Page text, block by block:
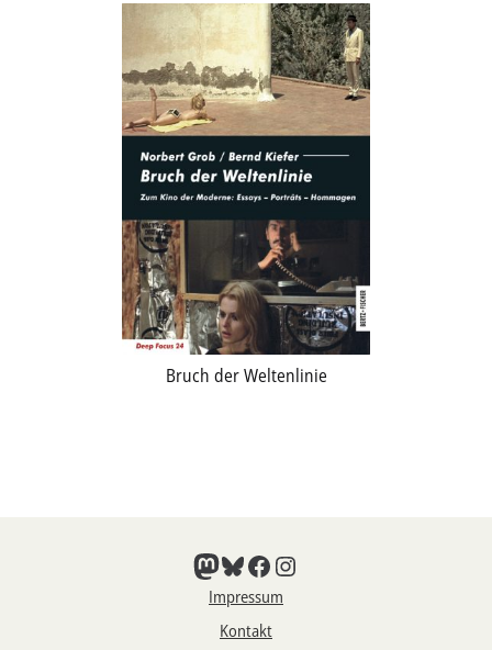
Bruch der Weltenlinie
Mastodon
Bluesky
Facebook
Instagram
Impressum
Kontakt